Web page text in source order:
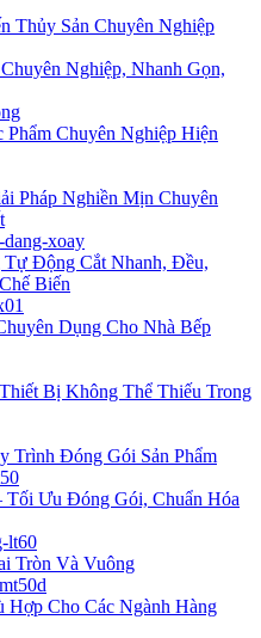
Thủy Sản Chuyên Nghiệp
Nghiệp, Nhanh Gọn,
Chuyên Nghiệp Hiện
Pháp Nghiền Mịn Chuyên
Động Cắt Nhanh, Đều,
Biến
Dụng Cho Nhà Bếp
Bị Không Thể Thiếu Trong
Trình Đóng Gói Sản Phẩm
Ưu Đóng Gói, Chuẩn Hóa
Tròn Và Vuông
Hợp Cho Các Ngành Hàng